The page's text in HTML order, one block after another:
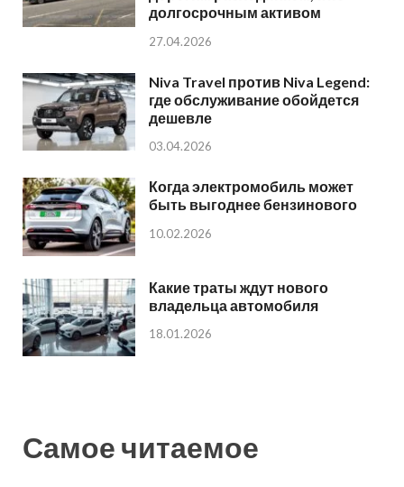
долгосрочным активом
27.04.2026
Niva Travel против Niva Legend:
где обслуживание обойдется
дешевле
03.04.2026
Когда электромобиль может
быть выгоднее бензинового
10.02.2026
Какие траты ждут нового
владельца автомобиля
18.01.2026
Самое читаемое